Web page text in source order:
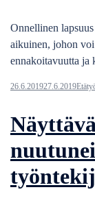
Onnellinen
aikuinen, johon
ennakoitavuutta
26.6.201927.6.2019